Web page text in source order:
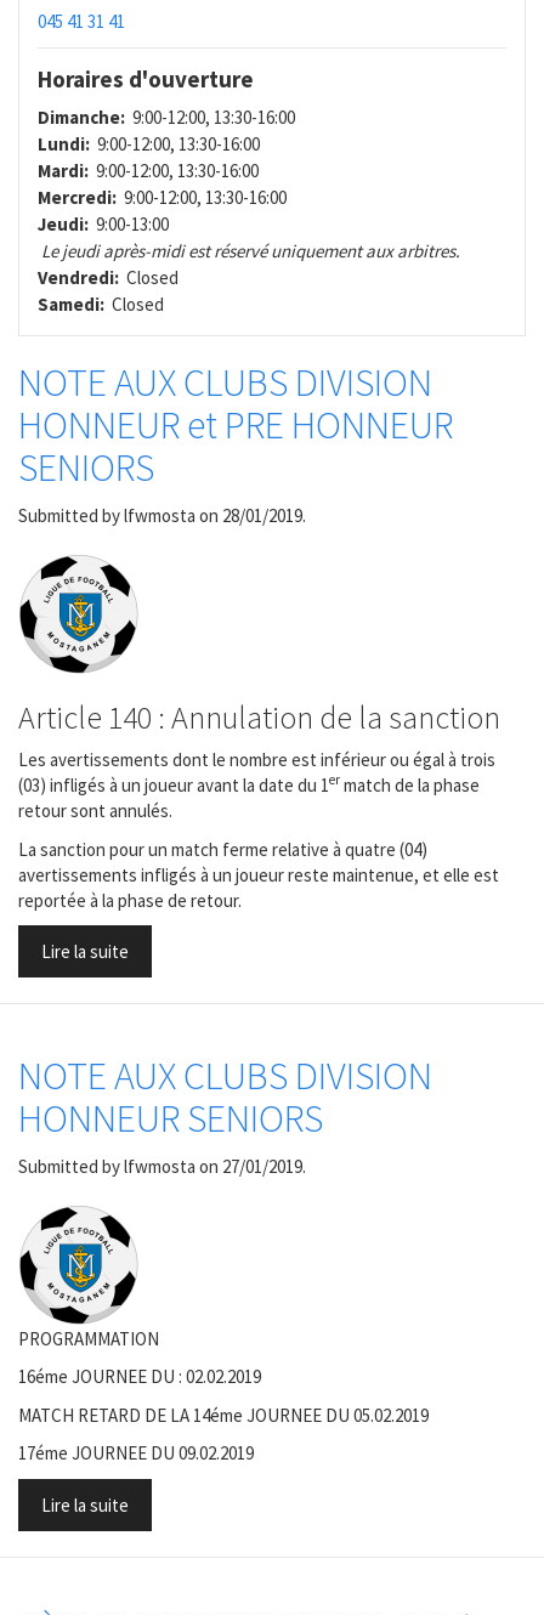
045 41 31 41
Horaires d'ouverture
Dimanche: 9:00-12:00, 13:30-16:00
Lundi: 9:00-12:00, 13:30-16:00
Mardi: 9:00-12:00, 13:30-16:00
Mercredi: 9:00-12:00, 13:30-16:00
Jeudi: 9:00-13:00
Le jeudi après-midi est réservé uniquement aux arbitres.
Vendredi: Closed
Samedi: Closed
NOTE AUX CLUBS DIVISION
HONNEUR et PRE HONNEUR
SENIORS
Submitted bylfwmosta on 28/01/2019.
Article 140 : Annulation de la sanction
Les avertissements dont le nombre est inférieur ou égal à trois
(03) infligés à un joueur avant la date du 1er match de la phase
retour sont annulés.
La sanction pour un match ferme relative à quatre (04)
avertissements infligés à un joueur reste maintenue, et elle est
reportée à la phase de retour.
Lire la suite
NOTE AUX CLUBS DIVISION
HONNEUR SENIORS
Submitted bylfwmosta on 27/01/2019.
PROGRAMMATION
16éme JOURNEE DU : 02.02.2019
MATCH RETARD DE LA 14éme JOURNEE DU 05.02.2019
17éme JOURNEE DU 09.02.2019
Lire la suite